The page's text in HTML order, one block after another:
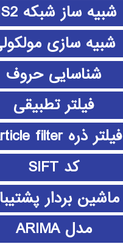
شبیه ساز شبکه NS2
شبیه سازی
شناسایی حروف
فیلتر تطبیقی
فیلتر ذره particle filter
کد SIFT
ماشین بردار
مدل ARIMA